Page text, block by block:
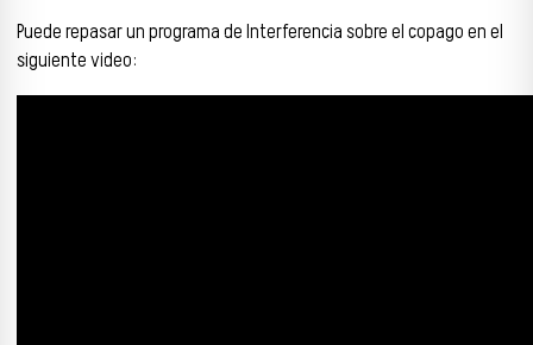
Puede repasar un programa de Interferencia sobre el copago en el
siguiente video: